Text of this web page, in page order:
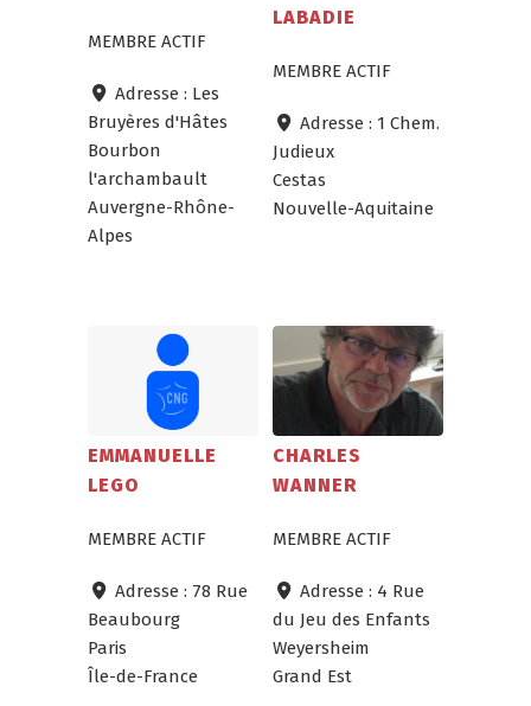
MEMBRE ACTIF
Adresse : Les
Bruyères d'Hâtes
Bourbon
l'archambault
Auvergne-Rhône-
Alpes
LABADIE
MEMBRE ACTIF
Adresse : 1 Chem.
Judieux
Cestas
Nouvelle-Aquitaine
EMMANUELLE
LEGO
MEMBRE ACTIF
Adresse : 78 Rue
Beaubourg
Paris
Île-de-France
CHARLES
WANNER
MEMBRE ACTIF
Adresse : 4 Rue
du Jeu des Enfants
Weyersheim
Grand Est